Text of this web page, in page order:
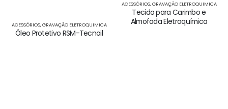
ACESSÓRIOS,GRAVAÇÃO ELETROQUIMICA
Óleo Protetivo RSM-Tecnoil
ACESSÓRIOS,GRAVAÇÃO ELETROQUIMICA
Tecido para Carimbo e
Almofada Eletroquímica